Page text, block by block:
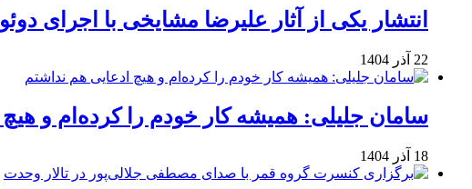
انتشار یکی از آثار علیرضا مشایخی با اجرای
22 آذر 1404
سامان جلیلی: همیشه کار خودم را کرده‌ام و
18 آذر 1404